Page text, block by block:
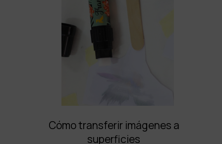
Cómo transferir imágenes a
superficies